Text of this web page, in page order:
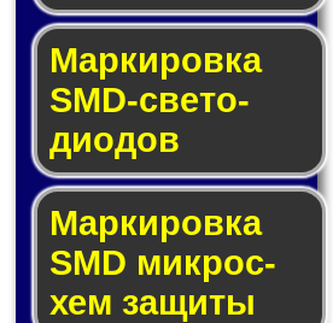
Маркировка
SMD-све­то­
дио­дов
Мар­ки­ров­ка
SMD мик­рос­
хем защиты